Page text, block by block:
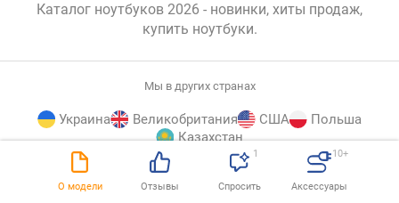
О модели Отзывы Спросить
1
Аксессуары
10+
Каталог ноутбуков 2026 - новинки, хиты продаж,
купить ноутбуки.
Мы в других странах
Украина Великобритания США
Польша
Казахстан
© E-Katalog, 2026 НАВЕРХ